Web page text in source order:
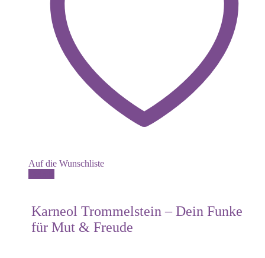
Auf die Wunschliste
Karneol Trommelstein – Dein Funke
für Mut & Freude